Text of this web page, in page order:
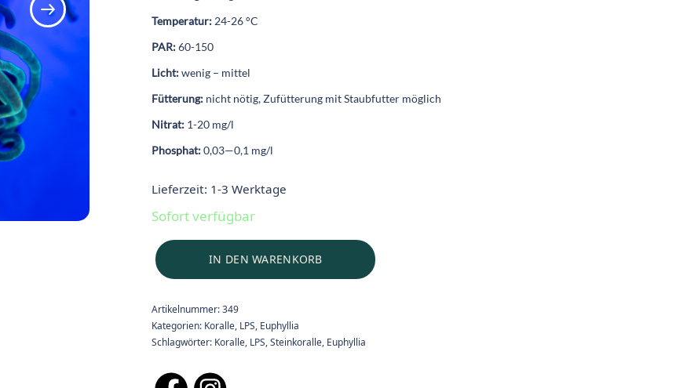
Temperatur: 24-26 °C
PAR:60-150
Licht:wenig – mittel
Fütterung: nicht nötig, Zufütterung mit Staubfutter möglich
Nitrat: 1-20 mg/l
Phosphat:0,03—0,1 mg/l
Lieferzeit: 1-3 Werktage
Sofort verfügbar
IN DEN WARENKORB
Artikelnummer:349
Kategorien: Koralle, LPS, Euphyllia
Schlagwörter: Koralle, LPS,Steinkoralle, Euphyllia